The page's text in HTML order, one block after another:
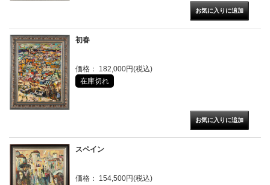
初春
価格： 182,000円(税込)
在庫切れ
スペイン
価格： 154,500円(税込)